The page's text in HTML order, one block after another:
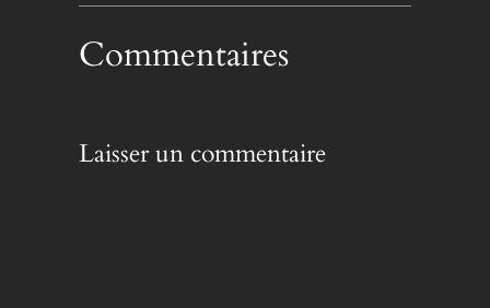
Commentaires
Laisser un commentaire